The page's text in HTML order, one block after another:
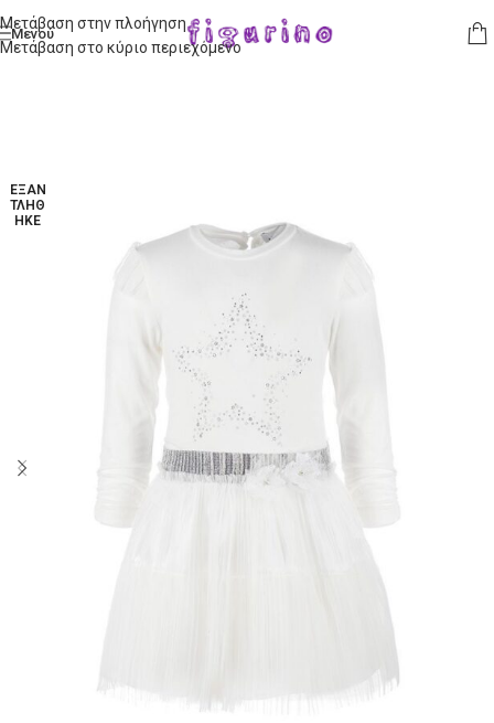
Μετάβαση στην πλοήγηση
Μετάβαση στο κύριο περιεχόμενο
Μενού
ΕΞΑΝ
ΤΛΉΘ
ΗΚΕ